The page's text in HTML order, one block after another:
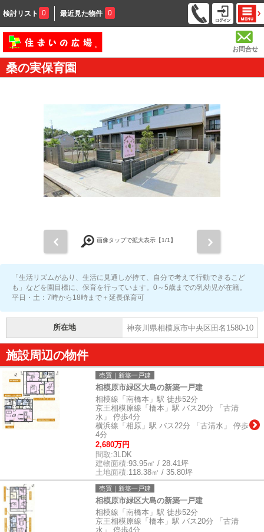
検討リスト 0 最近見た物件 0
お問合せ
桑の実保育園
画像タップで拡大表示【1/1】
「生活リズムがあり、生活に見通しが持て、自分で考えて行動できるこど
も」などを園目標に、保育を行っています。0～5歳までの乳幼児が在籍。
平日・土：7時から18時まで＋延長保育可
所在地 神奈川県相模原市中央区田名1580-10
施設周辺の物件
売買｜新築一戸建
相模原市緑区大島の新築一戸建
相模線「南橋本」駅 徒歩52分
京王相模原線「橋本」駅 バス20分 「古清
水」 停歩4分
横浜線「相原」駅 バス22分 「古清水」 停歩
4分
2,680万円
間取:3LDK
建物面積:93.95㎡ / 28.41坪
土地面積:118.38㎡ / 35.80坪
売買｜新築一戸建
相模原市緑区大島の新築一戸建
相模線「南橋本」駅 徒歩52分
京王相模原線「橋本」駅 バス20分 「古清
水」 停歩4分